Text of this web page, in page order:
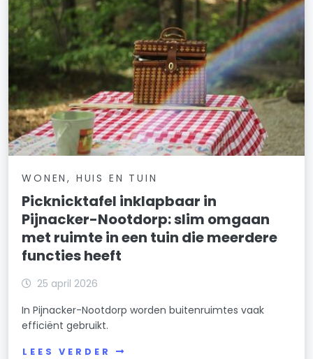
WONEN, HUIS EN TUIN
Picknicktafel inklapbaar in
Pijnacker-Nootdorp: slim omgaan
met ruimte in een tuin die meerdere
functies heeft
25 april 2026
In Pijnacker-Nootdorp worden buitenruimtes vaak
efficiënt gebruikt.
LEES VERDER